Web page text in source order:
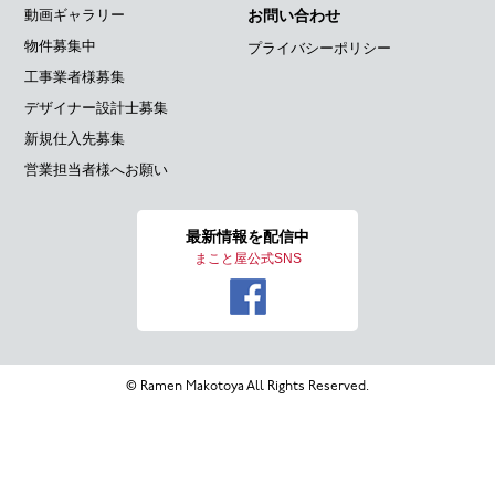
動画ギャラリー
物件募集中
工事業者様募集
デザイナー設計士募集
新規仕入先募集
営業担当者様へお願い
お問い合わせ
プライバシーポリシー
最新情報を配信中
まこと屋公式SNS
© Ramen Makotoya All Rights Reserved.